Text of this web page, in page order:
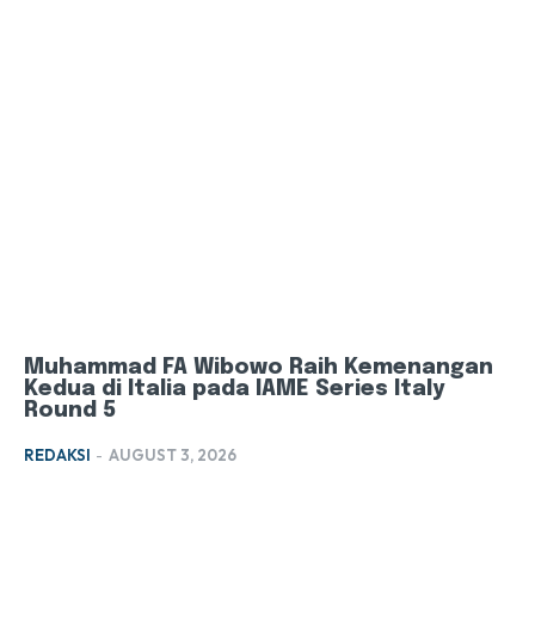
Muhammad FA Wibowo Raih Kemenangan
Kedua di Italia pada IAME Series Italy
Round 5
REDAKSI - AUGUST 3, 2026